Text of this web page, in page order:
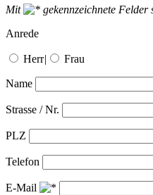
Mit
gekennzeichnete Felder
Anrede
Herr| Frau
Name
Strasse / Nr.
PLZ
Telefon
E-Mail